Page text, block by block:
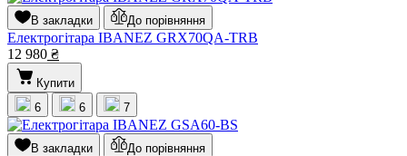
В закладки До порівняння
Електрогітара IBANEZ GRX70QA-TRB
12 980 ₴
Купити
6
6 7
В закладки До порівняння